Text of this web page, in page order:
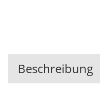
Beschreibung